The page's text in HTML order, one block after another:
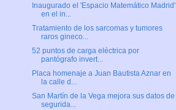
Inaugurado el 'Espacio Matemático Madrid'
en el in...
Tratamiento de los sarcomas y tumores
raros gineco...
52 puntos de carga eléctrica por
pantógrafo invert...
Placa homenaje a Juan Bautista Aznar en
la calle d...
San Martín de la Vega mejora sus datos de
segurida...